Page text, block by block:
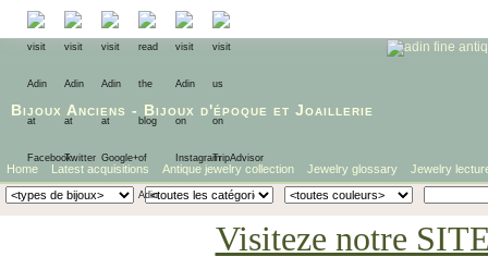
Bijoux Anciens - Bijoux d'époque et Joaillerie
Home Latest acquisitions Antique jewelry collection Jewelry glossary Jewelry
Visiteze notre